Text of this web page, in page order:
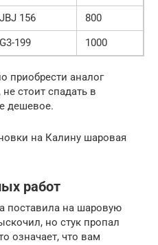
JBJ 156
800
G3-199 1000
приобрести аналог
стоит спадать в
дешевое.
на Калину шаровая
работ
поставила на шаровую
но стук пропал
означает, что вам